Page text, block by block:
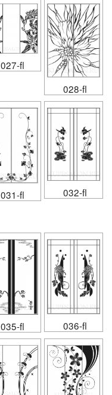
027-fl
028-fl
031-fl 032-fl
035-fl 036-fl